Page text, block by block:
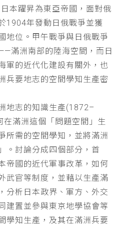
本躍昇為東亞帝國，面對俄
1904年發動日俄戰爭並獲
地位。甲午戰爭與日俄戰爭
滿洲南部的陸海空間，而日
軍的近代化建設有關外，也
兵要地志的空間學知生產密
地志的知識生產(1872–
滿洲這個「問題空間」生
所需的空間學知，並將滿洲
。討論分成四個部分，首
帝國的近代軍事改革，如何
武官等制度，並藉以生產滿
分析日本政界、軍方、外交
建置並參與東京地學協會等
學知生產，及其在滿洲兵要